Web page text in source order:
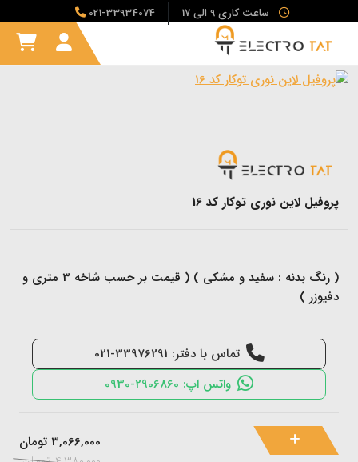
ساعت کاری 9 الی 17 021-33934074
پروفیل لاین نوری توکار کد 16
( رنگ بدنه : سفید و مشکی ) ( قیمت بر حسب شاخه 3 متری و
دفیوزر )
تماس با دفتر: 33976291-021
واتس اپ: 2906860-0930
3,066,000 تومان